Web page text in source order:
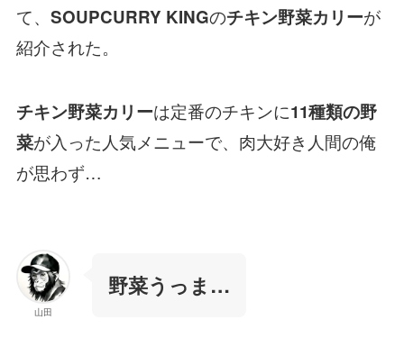
て、 SOUPCURRY KINGのチキン野菜カリーが
紹介された。
チキン野菜カリーは定番のチキンに11種類の野
菜が入った人気メニューで、肉大好き人間の俺
が思わず…
山田
野菜うっま…